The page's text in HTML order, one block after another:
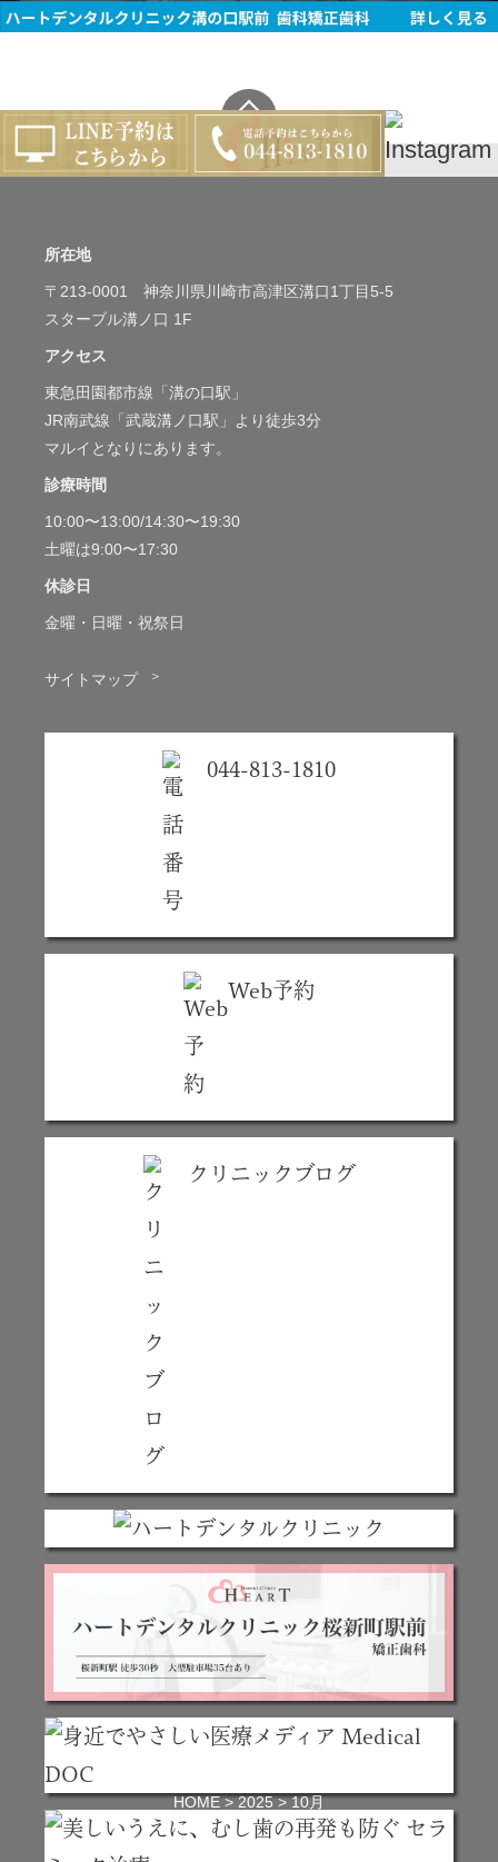
HOME 2025 10月
所在地
〒213-0001 神奈川県川崎市高津区溝口1丁目5-5
スターブル溝ノ口 1F
アクセス
東急田園都市線「溝の口駅」
JR南武線「武蔵溝ノ口駅」より徒歩3分
マルイとなりにあります。
診療時間
10:00〜13:00/14:30〜19:30
土曜は9:00〜17:30
休診日
金曜・日曜・祝祭日
サイトマップ ＞
044-813-1810
Web予約
クリニックブログ